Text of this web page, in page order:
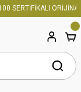
SERTİFİKALI ORİJİNAL